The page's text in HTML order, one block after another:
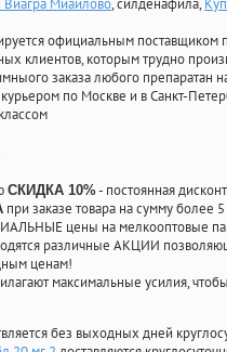
Виагра Миайлово, силденафила,
официальным
клиентов, которым трудно
заказа любого препаратан
по Москве и в Санкт-
СКИДКА 10%- постоянная
при заказе товара на сумму более
цены на мелкооптовые
различные АКЦИИ
ценам!
максимальные усилия,
без выходных дней